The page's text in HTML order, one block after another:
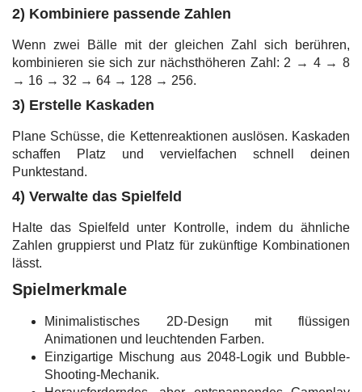
2) Kombiniere passende Zahlen
Wenn zwei Bälle mit der gleichen Zahl sich berühren,
kombinieren sie sich zur nächsthöheren Zahl: 2 → 4 → 8
→ 16 → 32 → 64 → 128 → 256.
3) Erstelle Kaskaden
Plane Schüsse, die Kettenreaktionen auslösen. Kaskaden
schaffen Platz und vervielfachen schnell deinen
Punktestand.
4) Verwalte das Spielfeld
Halte das Spielfeld unter Kontrolle, indem du ähnliche
Zahlen gruppierst und Platz für zukünftige Kombinationen
lässt.
Spielmerkmale
Minimalistisches 2D-Design mit flüssigen
Animationen und leuchtenden Farben.
Einzigartige Mischung aus 2048-Logik und Bubble-
Shooting-Mechanik.